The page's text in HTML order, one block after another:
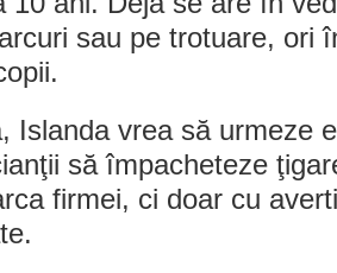
sau pe trotuare, ori
Islanda vrea să urmeze
să împacheteze
firmei, ci doar cu